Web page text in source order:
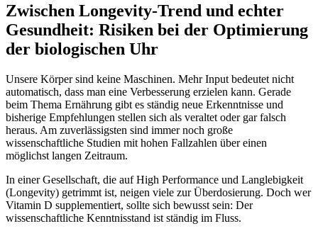
Zwischen Longevity-Trend und echter
Gesundheit: Risiken bei der Optimierung
der biologischen Uhr
Unsere Körper sind keine Maschinen. Mehr Input bedeutet nicht
automatisch, dass man eine Verbesserung erzielen kann. Gerade
beim Thema Ernährung gibt es ständig neue Erkenntnisse und
bisherige Empfehlungen stellen sich als veraltet oder gar falsch
heraus. Am zuverlässigsten sind immer noch große
wissenschaftliche Studien mit hohen Fallzahlen über einen
möglichst langen Zeitraum.
In einer Gesellschaft, die auf High Performance und Langlebigkeit
(Longevity) getrimmt ist, neigen viele zur Überdosierung. Doch wer
Vitamin D supplementiert, sollte sich bewusst sein: Der
wissenschaftliche Kenntnisstand ist ständig im Fluss.